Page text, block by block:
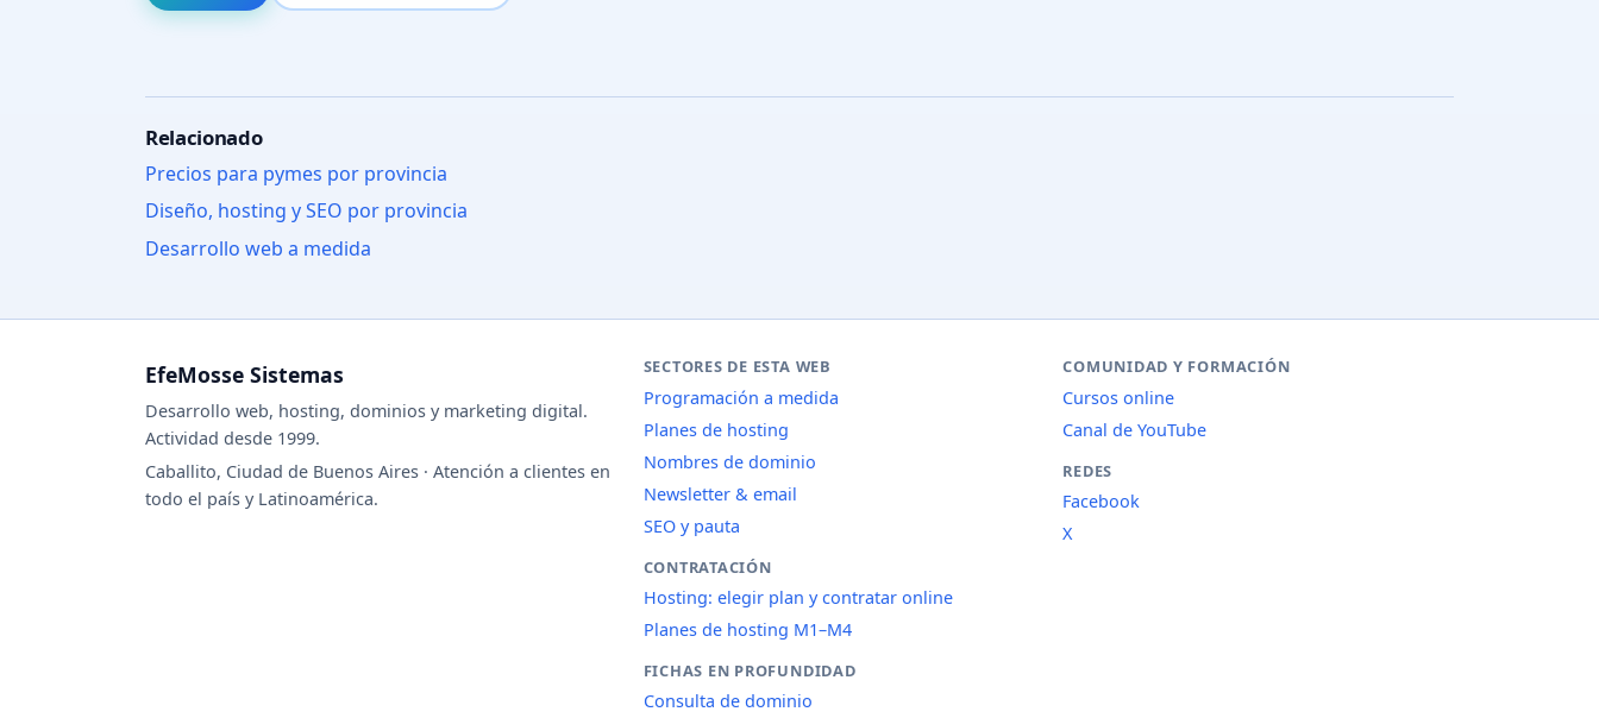
Relacionado
Precios para pymes por provincia
Diseño, hosting y SEO por provincia
Desarrollo web a medida
EfeMosse Sistemas
Desarrollo web, hosting, dominios y marketing digital.
Actividad desde 1999.
Caballito, Ciudad de Buenos Aires · Atención a clientes en
todo el país y Latinoamérica.
SECTORES DE ESTA WEB
Programación a medida
Planes de hosting
Nombres de dominio
Newsletter & email
SEO y pauta
CONTRATACIÓN
Hosting: elegir plan y contratar online
Planes de hosting M1–M4
FICHAS EN PROFUNDIDAD
Consulta de dominio
COMUNIDAD Y FORMACIÓN
Cursos online
Canal de YouTube
REDES
Facebook
X